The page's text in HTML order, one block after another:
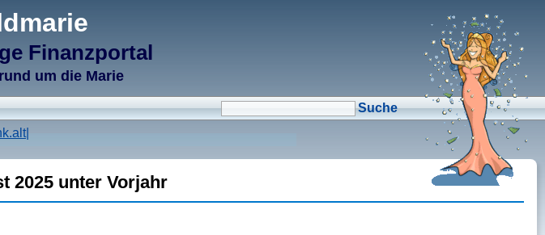
Finanzportal
um die Marie
2025 unter Vorjahr
↑M
Validate HTML
↑N
Validate CSS
↑L Check Links
↑A Admin
↑F Manage Files
↑E Edit page
↑C Create New Page
↑X Log Out